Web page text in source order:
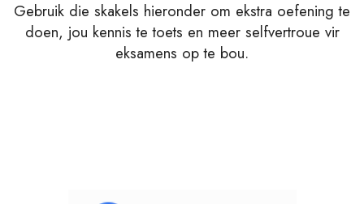
Gebruik die skakels hieronder om ekstra oefening te
doen, jou kennis te toets en meer selfvertroue vir
eksamens op te bou.